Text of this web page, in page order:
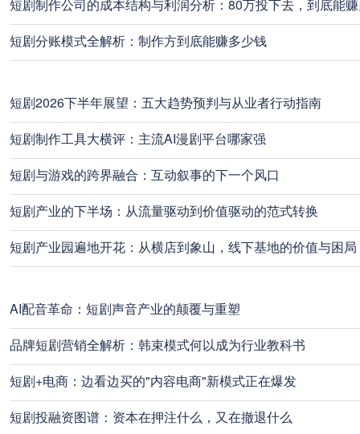
短剧制作公司的成本结构与利润分析：80万投下去，到底能
短剧分账模式全解析：制作方到底能赚多少钱
短剧2026下半年展望：五大趋势预判与从业者行动指南
短剧制作工具大横评：主流AI漫剧平台哪家强
短剧与游戏的跨界融合：互动叙事的下一个风口
短剧产业的下半场：从流量驱动到价值驱动的范式转换
短剧产业园遍地开花：从横店到象山，线下基地的价值与困局
AI配音革命：短剧声音产业的颠覆与重塑
品牌短剧营销全解析：韩束模式何以成为行业教科书
短剧+电商：边看边买的"内容电商"新模式正在爆发
短剧投融资图谱：资本在押注什么，又在撤退什么